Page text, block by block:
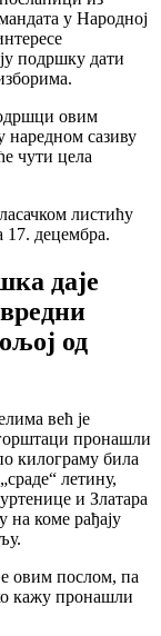
у Народној
подршку дати
овим
наредном сазиву
чути цела
листићу
17. децембра.
даје
од
већ је
пронашли
килограму била
летину,
и Златара
на коме рађају
овим послом, па
кажу пронашли